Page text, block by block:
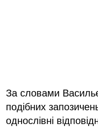
За словами
подібних
однослівні